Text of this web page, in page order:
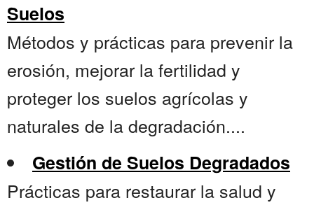
Suelos
Métodos y prácticas para prevenir la
erosión, mejorar la fertilidad y
proteger los suelos agrícolas y
naturales de la degradación....
Gestión de Suelos Degradados
Prácticas para restaurar la salud y